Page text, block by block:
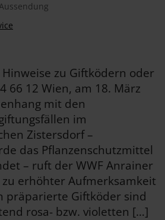
zu Giftködern oder
66 12 Wien, am 18. März
mit den
im
Zistersdorf –
das Pflanzenschutzmittel
– ruft der WWF Anrainer
erhöhter Aufmerksamkeit
präparierte Giftköder sind
rosa- bzw. violetten […]